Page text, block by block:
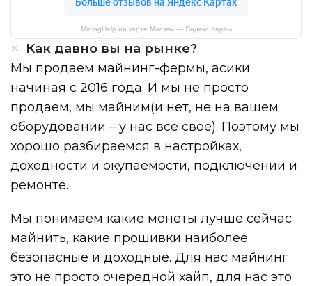
MiningHelp на карте Москвы — Яндекс Карты
Как давно вы на рынке?
Мы продаем майнинг-фермы, асики
начиная с 2016 года. И мы не просто
продаем, мы майним(и нет, не на вашем
оборудовании – у нас все свое). Поэтому мы
хорошо разбираемся в настройках,
доходности и окупаемости, подключении и
ремонте.
Мы понимаем какие монеты лучше сейчас
майнить, какие прошивки наиболее
безопасные и доходные. Для нас майнинг
это не просто очередной хайп, для нас это